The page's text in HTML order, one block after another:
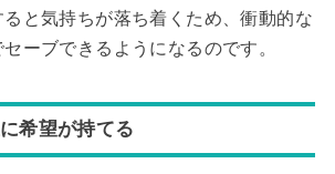
と気持ちが落ち着くため、衝動的な
ーブできるようになるのです。
希望が持てる